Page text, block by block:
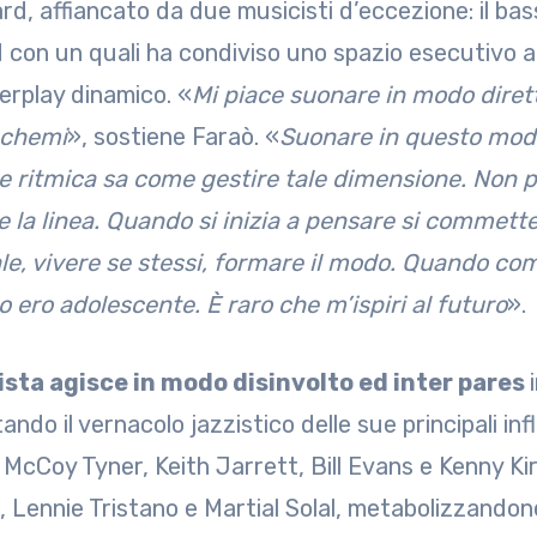
affiancato da due musicisti d’eccezione: il
con un quali ha condiviso uno spazio esecutivo
dinamico. «Mi piace suonare in modo
», sostiene Faraò. «Suonare in questo
ritmica sa come gestire tale dimensione. Non
la linea. Quando si inizia a pensare si
vivere se stessi, formare il modo. Quando
ero adolescente. È raro che m’ispiri al futuro».
agisce in modo disinvolto ed inter pares
il vernacolo jazzistico delle sue principali
Tyner, Keith Jarrett, Bill Evans e Kenny
Lennie Tristano e Martial Solal,